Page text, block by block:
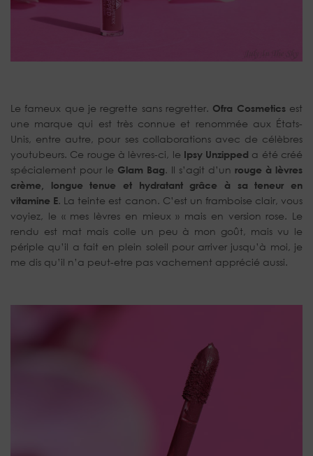
Le fameux que je regrette sans regretter. Ofra Cosmetics est
une marque qui est très connue et renommée aux États-
Unis, entre autre, pour ses collaborations avec de célèbres
youtubeurs. Ce rouge à lèvres-ci, le Ipsy Unzipped a été créé
spécialement pour le Glam Bag. Il s’agit d’un rouge à lèvres
crème, longue tenue et hydratant grâce à sa teneur en
vitamine E. La teinte est canon. C’est un framboise clair, vous
voyiez, le « mes lèvres en mieux » mais en version rose. Le
rendu est mat mais colle un peu à mon goût, mais vu le
périple qu’il a fait en plein soleil pour arriver jusqu’à moi, je
me dis qu’il n’a peut-etre pas vachement apprécié aussi.